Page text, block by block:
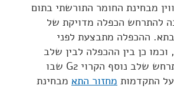
מבחינת החומר התורשתי בתום
להתרחש הכפלה מדויקת של
תכולת ה-DNA בתא. ההכפלה מתבצעת לפני
וכמו כן בין ההכפלה לבין שלב
החלוקה (M) מתרחש שלב נוסף הקרוי G2 שבו
התקדמות מחזור התא מבחינת